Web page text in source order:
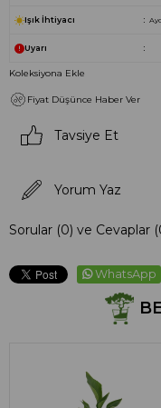
Işık İhtiyacı
Uyarı
Koleksiyona Ekle
Fiyat Düşünce Haber Ver
Tavsiye Et
Yorum Yaz
Sorular (0) ve Cevaplar
WhatsApp